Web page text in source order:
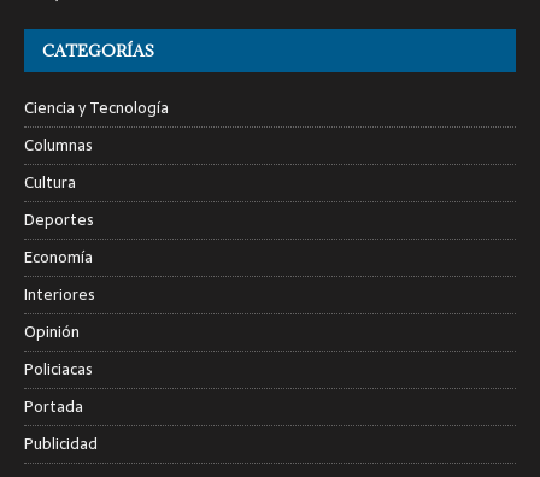
CATEGORÍAS
Ciencia y Tecnología
Columnas
Cultura
Deportes
Economía
Interiores
Opinión
Policiacas
Portada
Publicidad